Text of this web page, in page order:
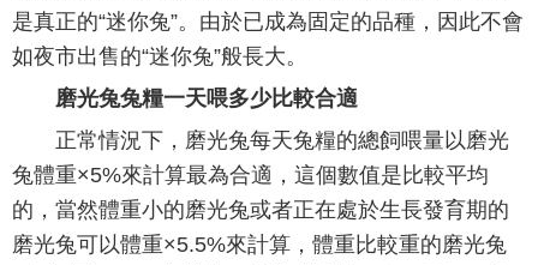
是真正的“迷你兔”。由於已成為固定的品種，因此不會
如夜市出售的“迷你兔”般長大。
磨光兔兔糧一天喂多少比較合適
正常情況下，磨光兔每天兔糧的總飼喂量以磨光
兔體重×5%來計算最為合適，這個數值是比較平均
的，當然體重小的磨光兔或者正在處於生長發育期的
磨光兔可以體重×5.5%來計算，體重比較重的磨光兔